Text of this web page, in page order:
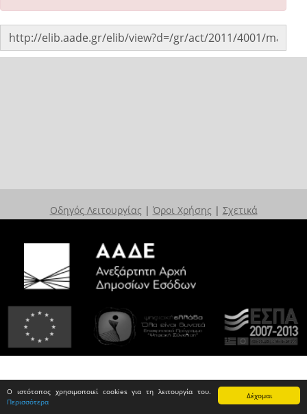
Δέχομαι
Ο ιστότοπος χρησιμοποιεί cookies για τη λειτουργία του.
Περισσότερα
Οδηγός Λειτουργίας | Όροι Χρήσης | Σχετικά